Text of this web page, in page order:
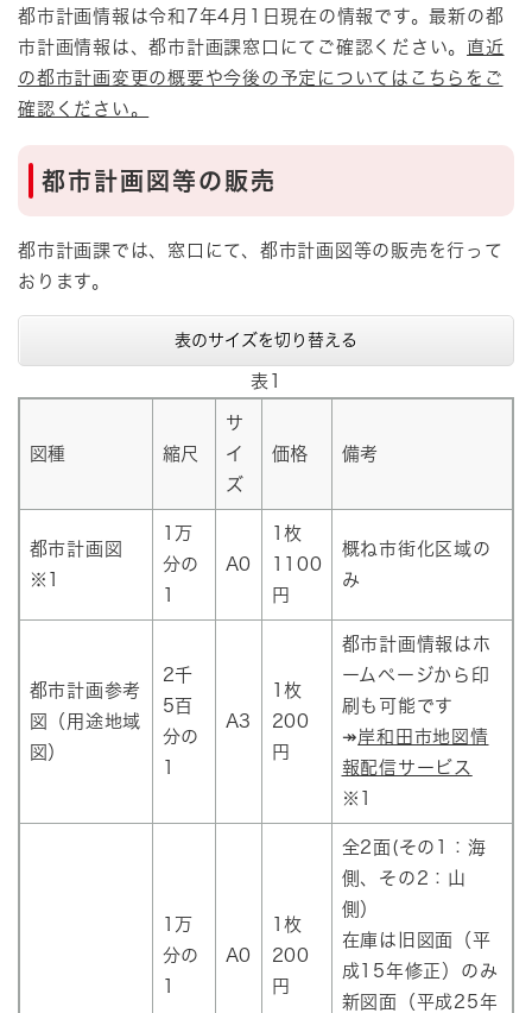
都市計画情報は令和7年4月1日現在の情報です。最新の都
市計画情報は、都市計画課窓口にてご確認ください。 直近
の都市計画変更の概要や今後の予定についてはこちらをご
確認ください。
都市計画図等の販売
都市計画課では、窓口にて、都市計画図等の販売を行って
おります。
表のサイズを切り替える
表1
図種 縮尺
サ
イ
ズ
価格 備考
都市計画図
※1
1万
分の
A0
1枚
1100
円
概ね市街化区域の
み
都市計画参考
図（用途地域
図）
2千
5百
分の
A3
1枚
200
円
都市計画情報はホ
ームページから印
刷も可能です
↠岸和田市地図情
報配信サービス
※1
1万
分の
A0
1枚
200
円
全2面(その1：海
側、その2：山
側）
在庫は旧図面（平
成15年修正）のみ
新図面（平成25年